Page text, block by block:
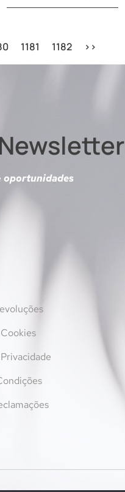
1181 1182 >>
oportunidades